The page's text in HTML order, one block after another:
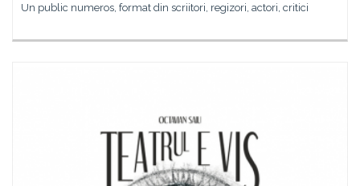
Un public numeros, format din scriitori, regizori, actori, critici